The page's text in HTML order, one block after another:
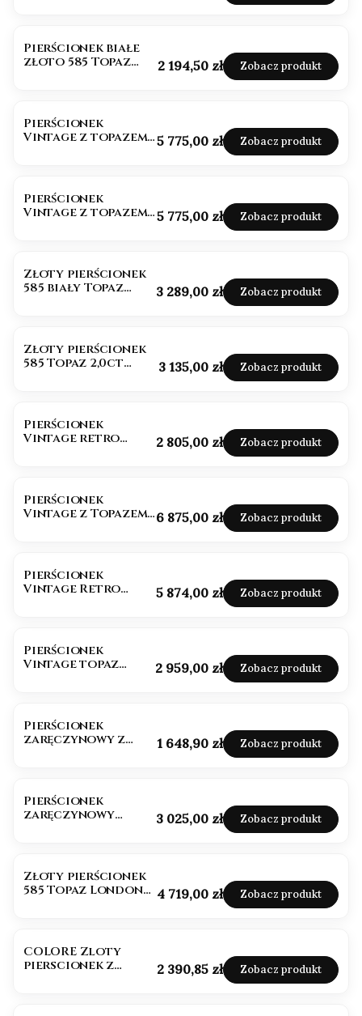
Pierścionek białe
złoto 585 Topaz
Cena
2 194,50 zł Zobacz produkt
Pierścionek
Vintage z topazem Cena
5 775,00 zł Zobacz produkt
Pierścionek
Vintage z topazem Cena
5 775,00 zł Zobacz produkt
Złoty pierścionek
585 biały Topaz
Cena
3 289,00 zł Zobacz produkt
Złoty pierścionek
585 Topaz 2,0ct
Cena
3 135,00 zł Zobacz produkt
Pierścionek
Vintage retro
Cena
2 805,00 zł Zobacz produkt
Pierścionek
Vintage z Topazem Cena
6 875,00 zł Zobacz produkt
Pierścionek
Vintage Retro
Cena
5 874,00 zł Zobacz produkt
Pierścionek
Vintage topaz
Cena
2 959,00 zł Zobacz produkt
Pierścionek
zaręczynowy z
Cena
1 648,90 zł Zobacz produkt
Pierścionek
zaręczynowy
Cena
3 025,00 zł Zobacz produkt
Złoty pierścionek
585 Topaz London
Cena
4 719,00 zł Zobacz produkt
COLORE Zloty
pierscionek z
Cena
2 390,85 zł Zobacz produkt